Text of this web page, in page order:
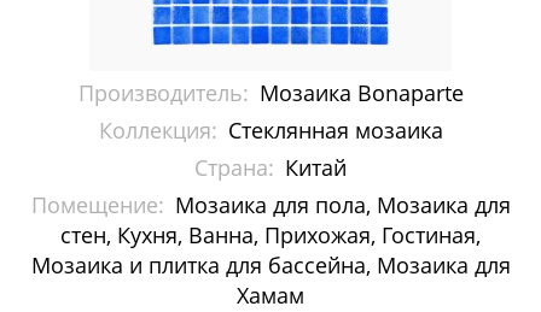
Каменная мозаика
Керамогранит
Металлическая мозаика
Мозаика стеклянная с камнем
Производитель: Мозаика Bonaparte
Коллекция: Стеклянная мозаика
Страна: Китай
Помещение: Мозаика для пола, Мозаика для
стен, Кухня, Ванна, Прихожая, Гостиная,
Мозаика и плитка для бассейна, Мозаика для
Хамам